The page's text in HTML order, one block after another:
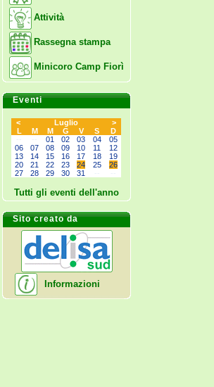
Attività
Rassegna stampa
Minicoro Camp Fiorì
Eventi
< Luglio
>
L
M M G V S
D
01 02 03 04
05
06
07 08 09 10 11
12
13
14 15 16 17 18
19
20
21 22 23 24 25
26
27
28 29 30 31
Tutti gli eventi dell'anno
Sito creato da
Informazioni